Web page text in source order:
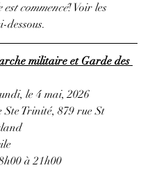
commencé! Voir les
dessous.
militaire et Garde des
le 4 mai, 2026
Ste Trinité, 879 rue St
à 21h00